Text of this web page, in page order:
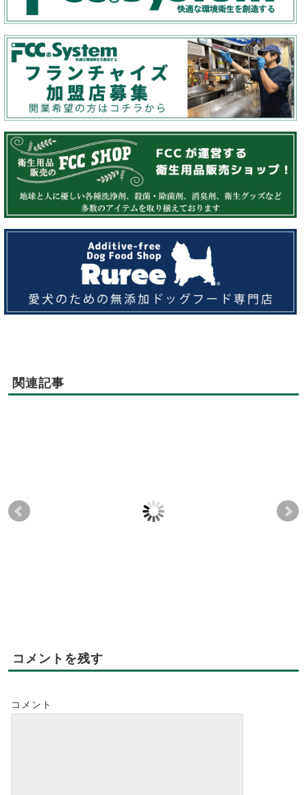
関連記事
【お客様の声】7月19
日 7月度「未病を改善
【お客様の声】4月11
日月度「未病を改善す
【
日
コメントを残す
コメント